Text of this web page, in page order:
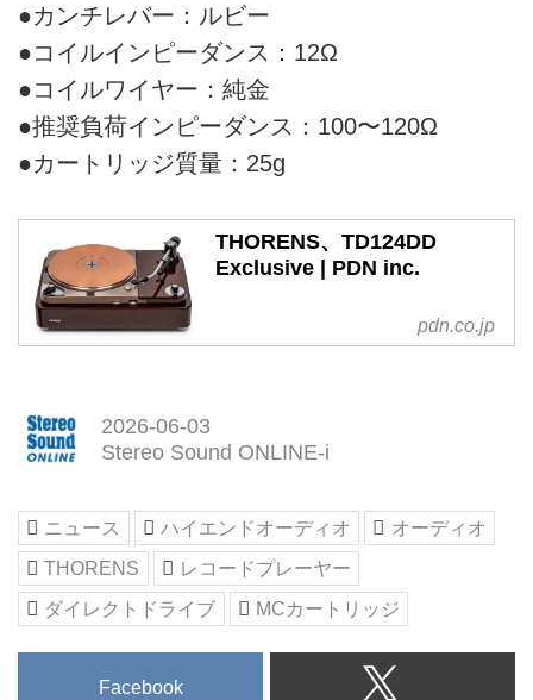
●カンチレバー：ルビー
●コイルインピーダンス：12Ω
●コイルワイヤー：純金
●推奨負荷インピーダンス：100〜120Ω
●カートリッジ質量：25g
THORENS、TD124DD
Exclusive | PDN inc.
pdn.co.jp
2026-06-03
Stereo Sound ONLINE-i
ニュース ハイエンドオーディオ
オーディオ
THORENS
レコードプレーヤー
ダイレクトドライブ
MCカートリッジ
Facebook